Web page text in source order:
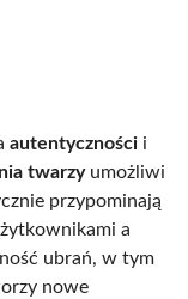
autentyczności i
twarzyumożliwi
przypominają
a
ubrań, w tym
nowe